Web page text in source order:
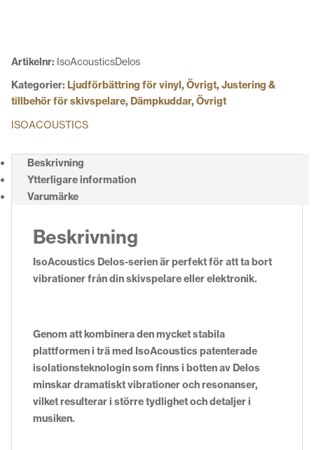
Artikelnr: IsoAcousticsDelos
Kategorier: Ljudförbättring för vinyl, Övrigt, Justering &
tillbehör för skivspelare, Dämpkuddar, Övrigt
ISOACOUSTICS
Beskrivning
Ytterligare information
Varumärke
Beskrivning
IsoAcoustics Delos-serien är perfekt för att ta bort
vibrationer från din skivspelare eller elektronik.
Genom att kombinera den mycket stabila
plattformen i trä med IsoAcoustics patenterade
isolationsteknologin som finns i botten av Delos
minskar dramatiskt vibrationer och resonanser,
vilket resulterar i större tydlighet och detaljer i
musiken.